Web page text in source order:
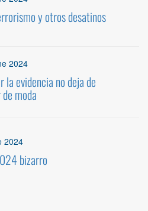
y otros desatinos
2024
la evidencia no deja de
moda
2024
bizarro